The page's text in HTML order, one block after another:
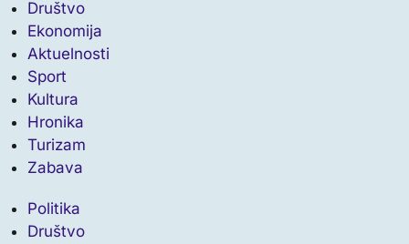
Društvo
Ekonomija
Aktuelnosti
Sport
Kultura
Hronika
Turizam
Zabava
Politika
Društvo